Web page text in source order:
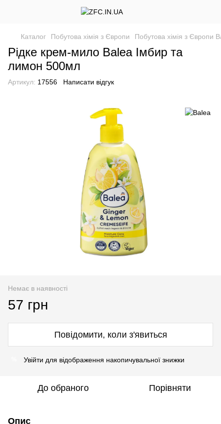
Каталог Побутова хімія з Європи Побутова хімія з Європи
Рідке крем-мило Balea Імбир та
лимон 500мл
Артикул: 17556 Написати відгук
Немає в наявності
57 грн
Повідомити, коли з'явиться
Увійти для відображення накопичувальної знижки
До обраного Порівняти
Опис